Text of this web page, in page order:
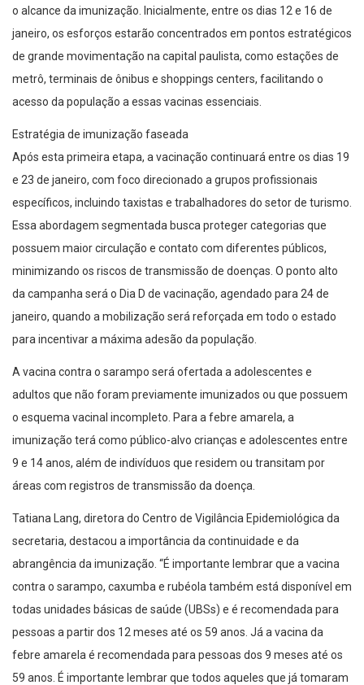
o alcance da imunização. Inicialmente, entre os dias 12 e 16 de
janeiro, os esforços estarão concentrados em pontos estratégicos
de grande movimentação na capital paulista, como estações de
metrô, terminais de ônibus e shoppings centers, facilitando o
acesso da população a essas vacinas essenciais.
Estratégia de imunização faseada
Após esta primeira etapa, a vacinação continuará entre os dias 19
e 23 de janeiro, com foco direcionado a grupos profissionais
específicos, incluindo taxistas e trabalhadores do setor de turismo.
Essa abordagem segmentada busca proteger categorias que
possuem maior circulação e contato com diferentes públicos,
minimizando os riscos de transmissão de doenças. O ponto alto
da campanha será o Dia D de vacinação, agendado para 24 de
janeiro, quando a mobilização será reforçada em todo o estado
para incentivar a máxima adesão da população.
A vacina contra o sarampo será ofertada a adolescentes e
adultos que não foram previamente imunizados ou que possuem
o esquema vacinal incompleto. Para a febre amarela, a
imunização terá como público-alvo crianças e adolescentes entre
9 e 14 anos, além de indivíduos que residem ou transitam por
áreas com registros de transmissão da doença.
Tatiana Lang, diretora do Centro de Vigilância Epidemiológica da
secretaria, destacou a importância da continuidade e da
abrangência da imunização. “É importante lembrar que a vacina
contra o sarampo, caxumba e rubéola também está disponível em
todas unidades básicas de saúde (UBSs) e é recomendada para
pessoas a partir dos 12 meses até os 59 anos. Já a vacina da
febre amarela é recomendada para pessoas dos 9 meses até os
59 anos. É importante lembrar que todos aqueles que já tomaram